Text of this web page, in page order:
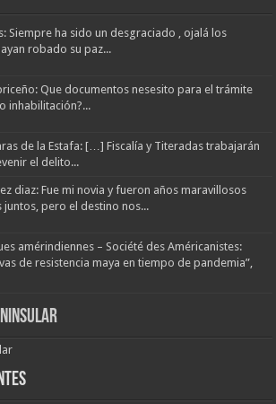
Siempre ha sido un desgraciado , ojalá los
robado su paz...
Que documentos nesesito para el trámite
inhabilitación?...
de la Estafa: […] Fiscalía y Titeradas trabajarán
el delito...
diaz: Fue mi novia y fueron años maravillosos
juntos, pero el destino nos...
amérindiennes – Société des Américanistes:
de resistencia maya en tiempo de pandemia”,